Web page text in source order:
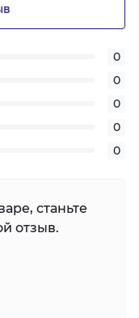
0
0
0
0
0
станьте
отзыв.